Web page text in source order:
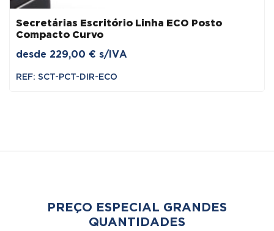
Secretárias Escritório Linha ECO Posto
Compacto Curvo
desde 229,00 € s/IVA
REF: SCT-PCT-DIR-ECO
PREÇO ESPECIAL GRANDES
QUANTIDADES